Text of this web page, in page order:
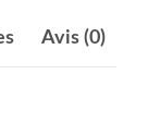
Avis (0)